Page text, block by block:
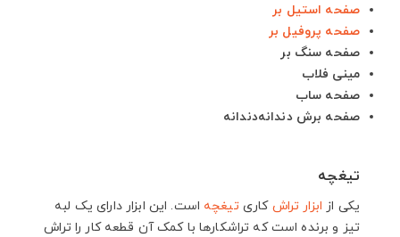
صفحه استیل بر
صفحه پروفیل بر
صفحه سنگ بر
مینی فلاب
صفحه ساب
صفحه برش دندانه‌دندانه
تیغچه
یکی از ابزار تراش کاریتیغچه است. این ابزار دارای یک لبه
تیز و برنده است که تراشکارها با کمک آن قطعه کار را تراش